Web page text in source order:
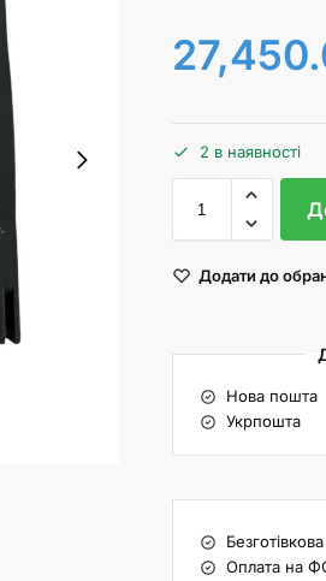
2 в наявності
Додати до
Нова пошта
Укрпошта
Оплата на